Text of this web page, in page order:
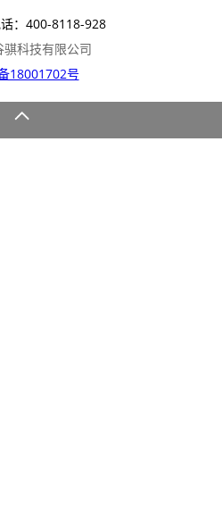
：400-8118-928
科技有限公司
18001702号